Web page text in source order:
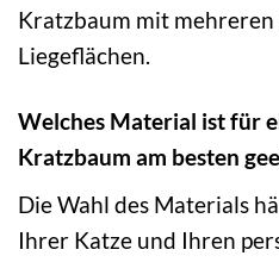
Kratzbaum mit mehreren
Liegeflächen.
Welches Material ist für
Kratzbaum am besten
Die Wahl des Materials
Ihrer Katze und Ihren